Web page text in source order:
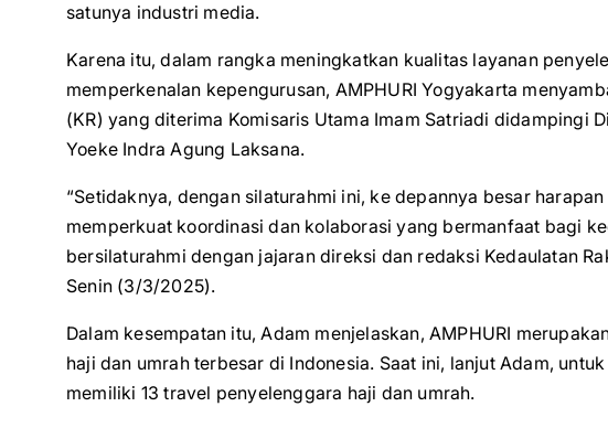
satunya industri media.
Karena itu, dalam rangka meningkatkan kualitas layanan
memperkenalan kepengurusan, AMPHURI Yogyakarta
(KR) yang diterima Komisaris Utama Imam Satriadi didampingi
Yoeke Indra Agung Laksana.
“Setidaknya, dengan silaturahmi ini, ke depannya besar
memperkuat koordinasi dan kolaborasi yang bermanfaat bagi
bersilaturahmi dengan jajaran direksi dan redaksi Kedaulatan
Senin (3/3/2025).
Dalam kesempatan itu, Adam menjelaskan, AMPHURI
haji dan umrah terbesar di Indonesia. Saat ini, lanjut Adam,
memiliki 13 travel penyelenggara haji dan umrah.